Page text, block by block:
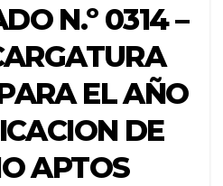
N.º 0314 –
EL AÑO
DE
APTOS